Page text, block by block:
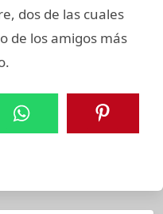
dos de las cuales
de los amigos más